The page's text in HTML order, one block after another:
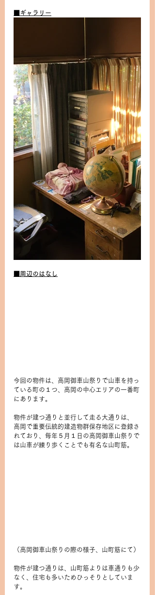
■ギャラリー
■周辺のはなし
今回の物件は、高岡御車山祭りで山車を持っ
ている町の１つ、高岡の中心エリアの一番町
にあります。
物件が建つ通りと並行して走る大通りは、
高岡で重要伝統的建造物群保存地区に登録さ
れており、毎年５月１日の高岡御車山祭りで
は山車が練り歩くことでも有名な山町筋。
（高岡御車山祭りの際の様子、山町筋にて）
物件が建つ通りは、山町筋よりは車通りも少
なく、住宅も多いためひっそりとしていま
す。